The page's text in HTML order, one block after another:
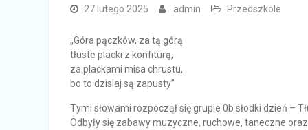
27 lutego 2025 admin Przedszkole
„Góra pączków, za tą górą
tłuste placki z konfiturą,
za plackami misa chrustu,
bo to dzisiaj są zapusty”
Tymi słowami rozpoczął się grupie 0b słodki dzień –
Odbyły się zabawy muzyczne, ruchowe, taneczne